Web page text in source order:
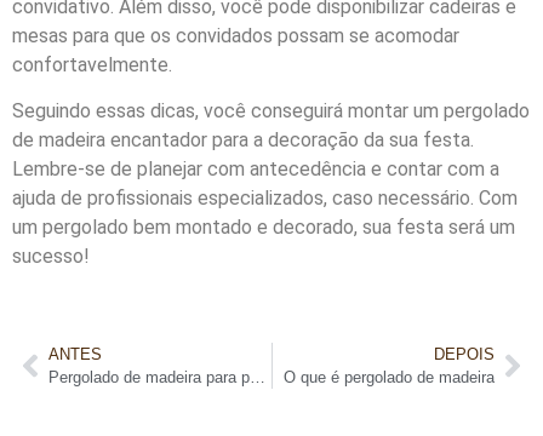
convidativo. Além disso, você pode disponibilizar cadeiras e
mesas para que os convidados possam se acomodar
confortavelmente.
Seguindo essas dicas, você conseguirá montar um pergolado
de madeira encantador para a decoração da sua festa.
Lembre-se de planejar com antecedência e contar com a
ajuda de profissionais especializados, caso necessário. Com
um pergolado bem montado e decorado, sua festa será um
sucesso!
ANTES
Pergolado de madeira para parede: dê um toque rústico à sua decoração
DEPOIS
O que é pergolado de madeira